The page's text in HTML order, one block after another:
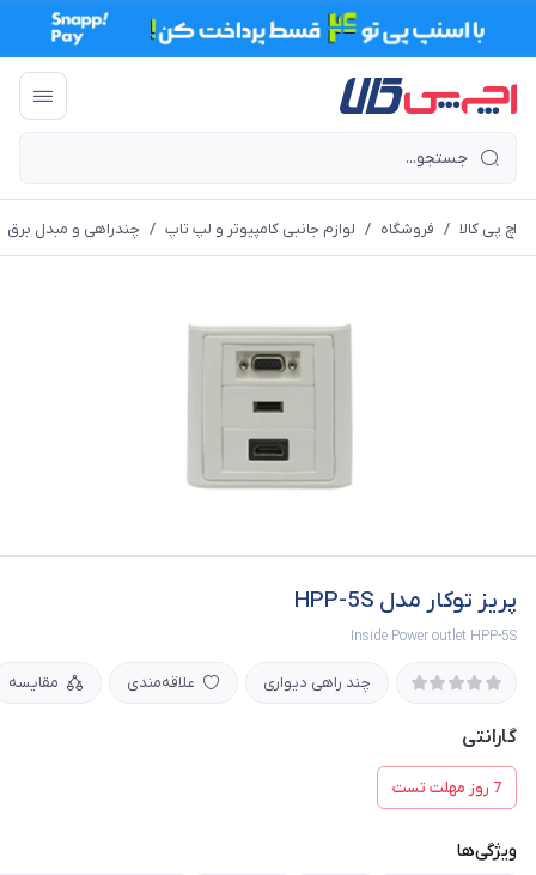
اچ پی کالا / فروشگاه / لوازم جانبی کامپیوتر و لپ تاپ / چندراهی و مبدل برق
پریز توکار مدل HPP-5S
Inside Power outlet HPP-5S
چند راهی دیواری علاقه‌مندی مقایسه
گارانتی
7 روز مهلت تست
ویژگی‌ها